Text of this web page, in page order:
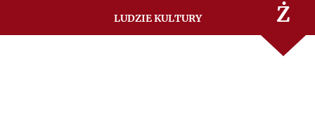
Ludzie Kultury
Ż